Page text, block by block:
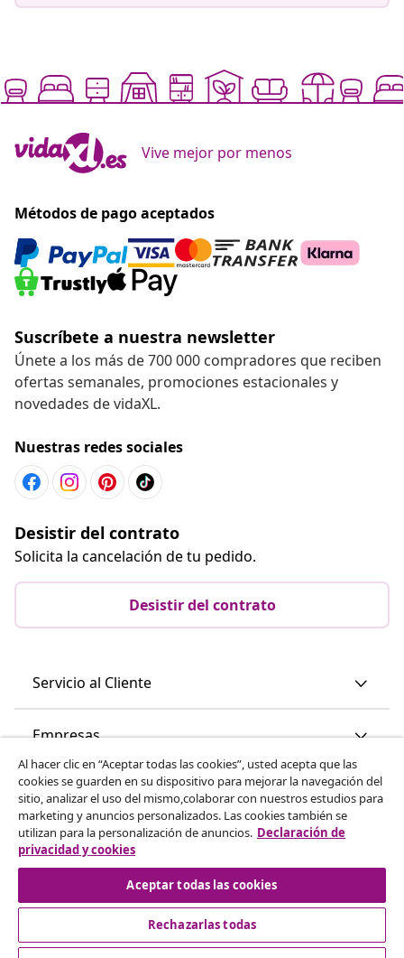
Vive mejor por menos
Métodos de pago aceptados
Suscríbete a nuestra newsletter
Únete a los más de 700 000 compradores que reciben
ofertas semanales, promociones estacionales y
novedades de vidaXL.
Nuestras redes sociales
Desistir del contrato
Solicita la cancelación de tu pedido.
Desistir del contrato
Servicio al Cliente
Empresas
vidaXL
Descubre mas
Al hacer clic en “Aceptar todas las cookies”, usted acepta que las
cookies se guarden en su dispositivo para mejorar la navegación del
sitio, analizar el uso del mismo,colaborar con nuestros estudios para
marketing y anuncios personalizados. Las cookies también se
utilizan para la personalización de anuncios. Declaración de
privacidad y cookies
Aceptar todas las cookies
Rechazarlas todas